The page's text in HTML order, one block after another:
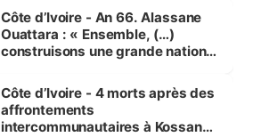
enfants
Côte d’Ivoire - An 66. Alassane
Ouattara : « Ensemble, (…)
construisons une grande nation
générations futures »
Côte d’Ivoire - 4 morts après des
affrontements
intercommunautaires à Kossandji